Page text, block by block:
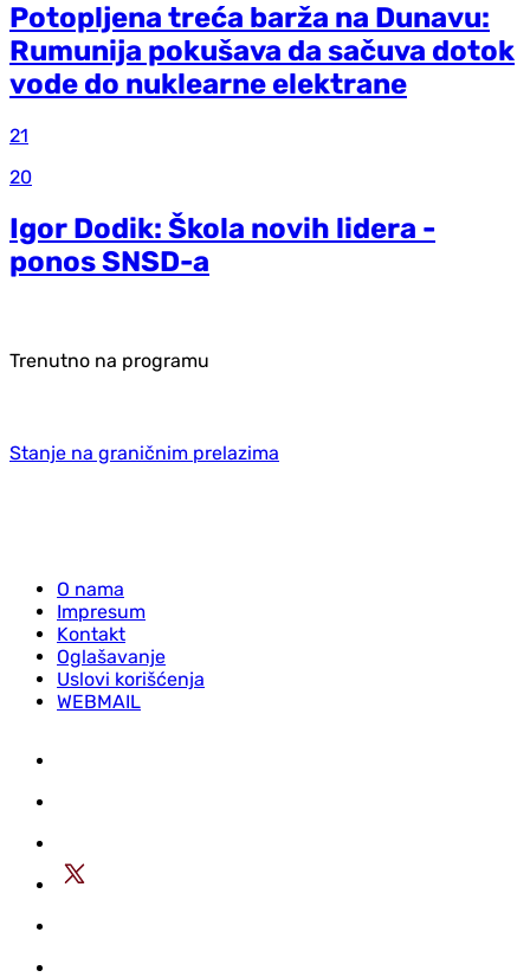
Potopljena treća barža na Dunavu:
Rumunija pokušava da sačuva dotok
vode do nuklearne elektrane
21
20
Igor Dodik: Škola novih lidera -
ponos SNSD-a
Trenutno na programu
Stanje na graničnim prelazima
O nama
Impresum
Kontakt
Oglašavanje
Uslovi korišćenja
WEBMAIL